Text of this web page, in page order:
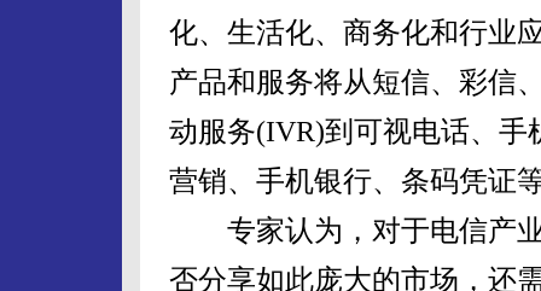
化、生活化、商务化和行业
产品和服务将从短信、彩信
动服务(IVR)到可视电话、
营销、手机银行、条码凭证
专家认为，对于电信产业
否分享如此庞大的市场，还